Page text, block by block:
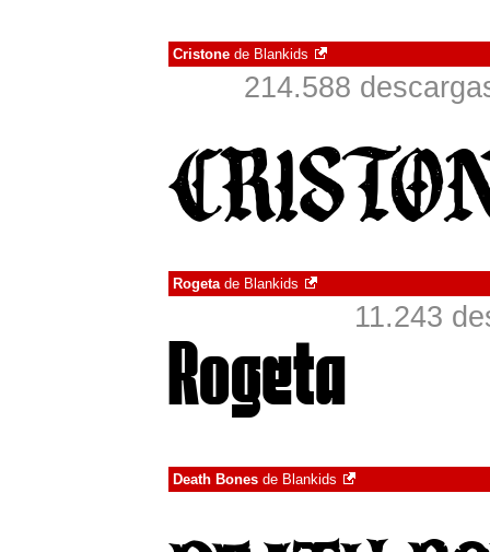
Cristone de Blankids
214.588
Rogetade Blankids
11.243
Death Bones de Blankids